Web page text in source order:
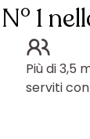
N° 1
Più di 3,5
serviti